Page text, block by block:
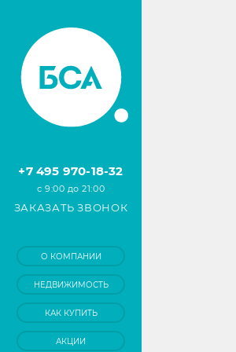
+7 495 970-18-32
с 9:00 до 21:00
ЗАКАЗАТЬ ЗВОНОК
О КОМПАНИИ
НЕДВИЖИМОСТЬ
КАК КУПИТЬ
АКЦИИ